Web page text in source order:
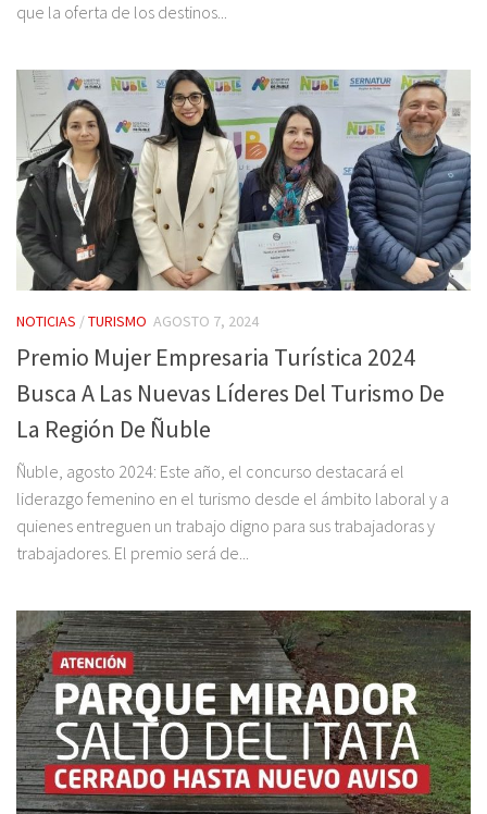
que la oferta de los destinos...
NOTICIAS /TURISMO AGOSTO 7, 2024
Premio Mujer Empresaria Turística 2024
Busca A Las Nuevas Líderes Del Turismo De
La Región De Ñuble
Ñuble, agosto 2024: Este año, el concurso destacará el
liderazgo femenino en el turismo desde el ámbito laboral y a
quienes entreguen un trabajo digno para sus trabajadoras y
trabajadores. El premio será de...